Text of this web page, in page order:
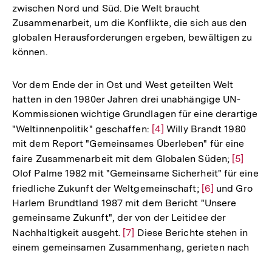
zwischen Nord und Süd. Die Welt braucht
Zusammenarbeit, um die Konflikte, die sich aus den
globalen Herausforderungen ergeben, bewältigen zu
können.
Vor dem Ende der in Ost und West geteilten Welt
hatten in den 1980er Jahren drei unabhängige UN-
Kommissionen wichtige Grundlagen für eine derartige
"Weltinnenpolitik" geschaffen: Zur
Auflösung
der
Fußnote
[4] Willy Brandt 1980
mit dem Report "Gemeinsames Überleben" für eine
faire Zusammenarbeit mit dem Globalen Süden; Zur
der
Fußnote
[5]
Olof Palme 1982 mit "Gemeinsame Sicherheit" für eine
friedliche Zukunft der Weltgemeinschaft; Zur
Auflösung
der
Fußnote
[6] und Gro
Harlem Brundtland 1987 mit dem Bericht "Unsere
gemeinsame Zukunft", der von der Leitidee der
Nachhaltigkeit ausgeht. Zur
Auflösung
[7] Diese Berichte stehen in
einem gemeinsamen Zusammenhang, gerieten nach